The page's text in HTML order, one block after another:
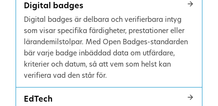
Digital badges
Digital badges är delbara och verifierbara intyg
som visar specifika färdigheter, prestationer eller
lärandemilstolpar. Med Open Badges-standarden
bär varje badge inbäddad data om utfärdare,
kriterier och datum, så att vem som helst kan
verifiera vad den står för.
EdTech